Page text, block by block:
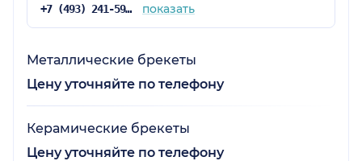
+7 (493) 241-59-10 показать
Металлические брекеты
Цену уточняйте по телефону
Керамические брекеты
Цену уточняйте по телефону